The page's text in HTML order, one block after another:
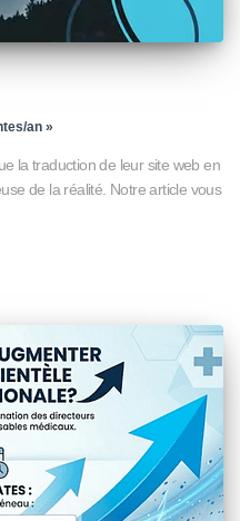
an »
la traduction de leur site web en
de la réalité. Notre article vous